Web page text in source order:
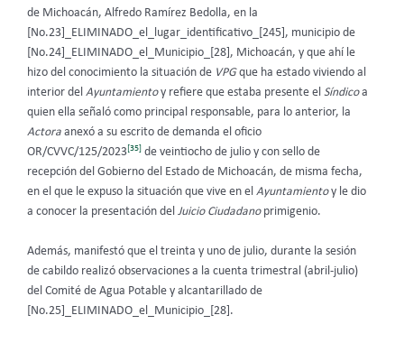
de Michoacán, Alfredo Ramírez Bedolla, en la
[No.23]_ELIMINADO_el_lugar_identificativo_[245], municipio de
[No.24]_ELIMINADO_el_Municipio_[28], Michoacán, y que ahí le
hizo del conocimiento la situación de VPGque ha estado viviendo al
interior del Ayuntamientoy refiere que estaba presente el Síndicoa
quien ella señaló como principal responsable, para lo anterior, la
Actora anexó a su escrito de demanda el oficio
OR/CVVC/125/2023[35] de veintiocho de julio y con sello de
recepción del Gobierno del Estado de Michoacán, de misma fecha,
en el que le expuso la situación que vive en el Ayuntamientoy le dio
a conocer la presentación del Juicio Ciudadanoprimigenio.
Además, manifestó que el treinta y uno de julio, durante la sesión
de cabildo realizó observaciones a la cuenta trimestral (abril-julio)
del Comité de Agua Potable y alcantarillado de
[No.25]_ELIMINADO_el_Municipio_[28].